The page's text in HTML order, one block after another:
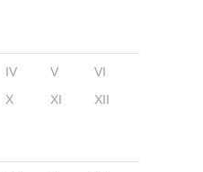
IV V
VI
X XI XII